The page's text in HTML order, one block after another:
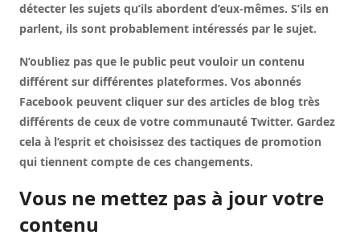
détecter les sujets qu’ils abordent d’eux-mêmes. S’ils en
parlent, ils sont probablement intéressés par le sujet.
N’oubliez pas que le public peut vouloir un contenu
différent sur différentes plateformes. Vos abonnés
Facebook peuvent cliquer sur des articles de blog très
différents de ceux de votre communauté Twitter. Gardez
cela à l’esprit et choisissez des tactiques de promotion
qui tiennent compte de ces changements.
Vous ne mettez pas à jour votre
contenu